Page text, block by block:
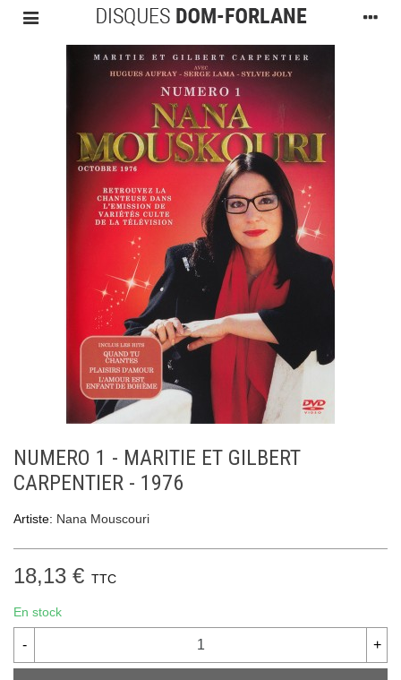
NUMERO 1 - MARITIE ET GILBERT
CARPENTIER - 1976
Artiste: Nana Mouscouri
18,13 € TTC
En stock
- +